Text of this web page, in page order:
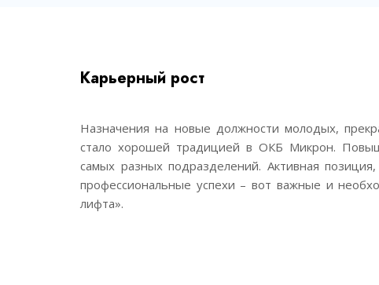
Карьерный рост
Назначения на новые должности молодых,
стало хорошей традицией в ОКБ Микрон.
самых разных подразделений. Активная
профессиональные успехи – вот важные и
лифта».